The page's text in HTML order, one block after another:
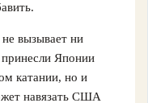
вызывает ни
Японии
катании, но и
навязать США